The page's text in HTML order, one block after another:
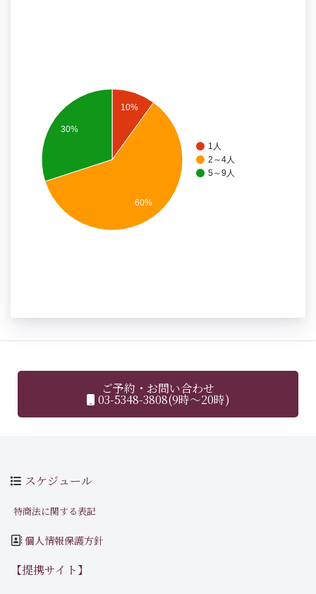
1人
2～4人
5～9人
10%
30%
60%
ご予約・お問い合わせ
03-5348-3808(9時～20時)
スケジュール
特商法に関する表記
個人情報保護方針
【提携サイト】